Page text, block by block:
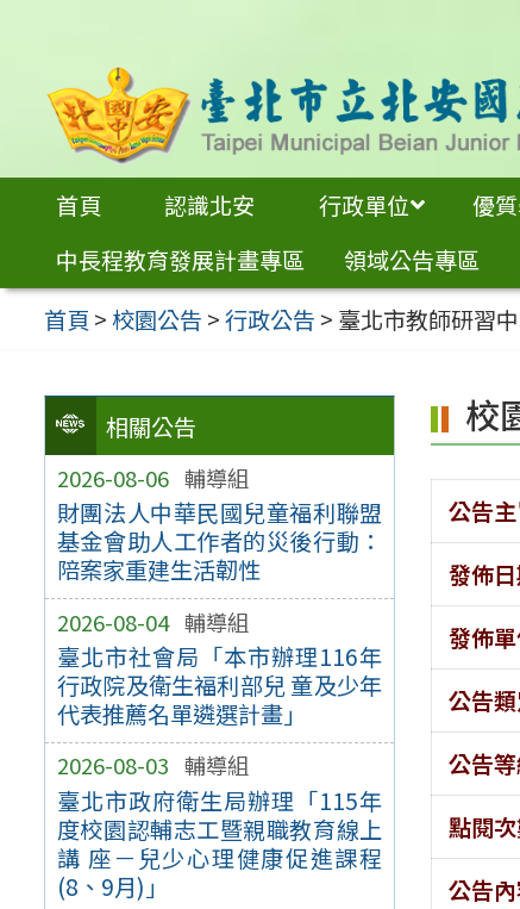
內
首頁 認識北安 行政單位 優
中長程教育發展計畫專區
領域公告專區
首頁 >校園公告 >行政公告 > 臺北市教師研習
相關公告
2026-08-06 輔導組
財團法人中華民國兒童福利聯盟
基金會助人⼯作者的災後行動：
陪案家重建生活韌性
2026-08-04 輔導組
臺北市社會局「本市辦理116年
行政院及衛生福利部兒 童及少年
代表推薦名單遴選計畫」
2026-08-03 輔導組
臺北市政府衛生局辦理「115年
度校園認輔志工暨親職教育線上
講 座－兒少心理健康促進課程
(8、9月)」
校
公告
發佈
發佈
公告
公告
點閱
公告